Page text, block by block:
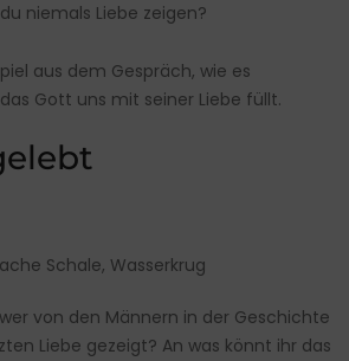
niemals Liebe zeigen?
aus dem Gespräch, wie es
Gott uns mit seiner Liebe füllt.
Schale, Wasserkrug
von den Männern in der Geschichte
Liebe gezeigt? An was könnt ihr das